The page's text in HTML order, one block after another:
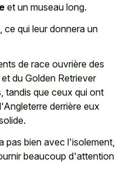
et un museau long.
ce qui leur donnera un
de race ouvrière des
du Golden Retriever
tandis que ceux qui ont
derrière eux
pas bien avec l'isolement,
beaucoup d'attention